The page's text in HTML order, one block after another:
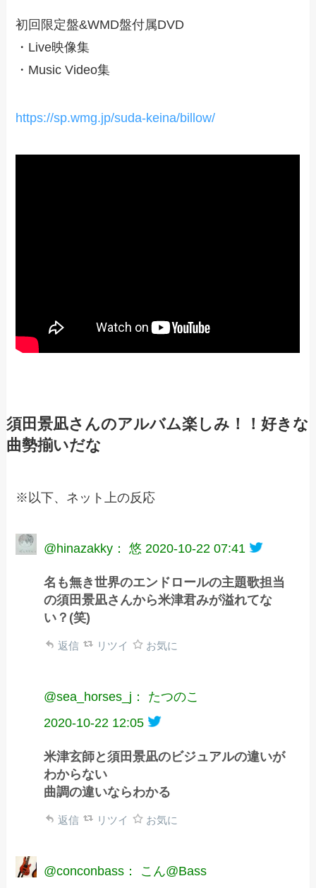
初回限定盤&WMD盤付属DVD
・Live映像集
・Music Video集
https://sp.wmg.jp/suda-keina/billow/
須田景凪さんのアルバム楽しみ！！好きな
曲勢揃いだな
※以下、ネット上の反応
@hinazakky： 悠 2020-10-22 07:41
名も無き世界のエンドロールの主題歌担当
の須田景凪さんから米津君みが溢れてな
い？(笑)
返信 リツイ お気に
@sea_horses_j： たつのこ
2020-10-22 12:05
米津玄師と須田景凪のビジュアルの違いが
わからない
曲調の違いならわかる
返信 リツイ お気に
@conconbass： こん@Bass